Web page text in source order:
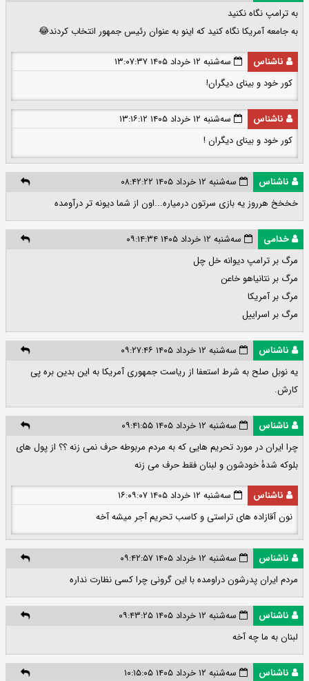
به ترامپ نگاه نکنید
به جامعه آمریکا نگاه کنید که اینو به عنوان رئیس جمهور انتخاب کردند😂
ناشناس
سه‌شنبه ۱۲ خرداد ۱۴۰۵ ۱۳:۰۷:۳۷
کور خود و بینای دیگران!
ناشناس
سه‌شنبه ۱۲ خرداد ۱۴۰۵ ۱۳:۱۶:۱۲
کور خود و بینای دیگران !
ناشناس
سه‌شنبه ۱۲ خرداد ۱۴۰۵ ۰۸:۴۲:۲۲
خخخخ هرروز یه بازی سرتون درمیاره...اون از شما دیونه تر درآومده
خدامی
سه‌شنبه ۱۲ خرداد ۱۴۰۵ ۰۹:۱۴:۳۴
مرگ بر ترامپ دیوانه خل چل
مرگ بر نتانیاهو خاعن
مرگ بر آمریکا
مرگ بر اسراییل
ناشناس
سه‌شنبه ۱۲ خرداد ۱۴۰۵ ۰۹:۲۷:۴۶
یه نوبل صلح به شرط استعفا از ریاست جمهوری آمریکا به این بدین بره پی
کارش.
ناشناس
سه‌شنبه ۱۲ خرداد ۱۴۰۵ ۰۹:۴۱:۵۵
چرا ایران در مورد تحریم هایی که به مردم مربوطه حرف نمی زنه ؟؟ از پول های
بلوکه شدهٔ خودشون و لبنان فقط حرف می زنه
ناشناس
سه‌شنبه ۱۲ خرداد ۱۴۰۵ ۱۶:۰۹:۰۷
نون آقازاده های تراستی و کاسب تحریم آجر میشه آخه
ناشناس
سه‌شنبه ۱۲ خرداد ۱۴۰۵ ۰۹:۴۲:۵۷
مردم ایران پدرشون دراومده با این گرونی چرا کسی نظارت نداره
ناشناس
سه‌شنبه ۱۲ خرداد ۱۴۰۵ ۰۹:۴۳:۲۵
لبنان به ما چه آخه
ناشناس
سه‌شنبه ۱۲ خرداد ۱۴۰۵ ۱۰:۱۵:۰۵